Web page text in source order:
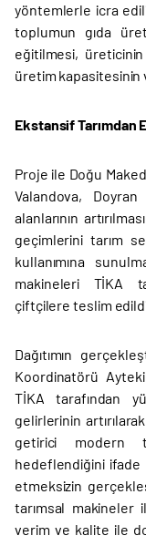
yöntemlerle icra
toplumun gıda
eğitilmesi,
üretim kapasitesinin
Ekstansif Tarımdan
Proje ile Doğu
Valandova,
alanlarının
geçimlerini tarım
kullanımına
makineleri TİKA
çiftçilere teslim
Dağıtımın
Koordinatörü
TİKA tarafından
gelirlerinin
getirici modern
hedeflendiğini ifade
etmeksizin
tarımsal makineler
verim ve kalite ile